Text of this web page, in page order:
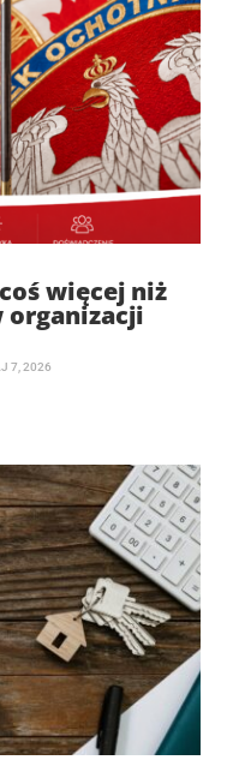
więcej niż
organizacji
7, 2026